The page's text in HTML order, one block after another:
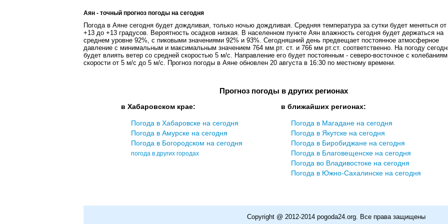
Аян - точный прогноз погоды на сегодня
Погода в Аяне сегодня будет дождливая, только ночью дождливая. Средняя температура за сутки будет меняться от
+13 до +13 градусов. Вероятность осадков низкая. В населенном пункте Аян влажность сегодня будет держаться на
среднем уровне 92%, с пиковыми значениями 92% и 93%. Сегодняшний день предвещает постоянное атмосферное
давление с минимальным и максимальным значением 764 мм.рт. ст. и 766 мм рт.ст. соответственно. На погоду
будет влиять ветер со средней скоростью 5 м/c. Направление его будет постоянным - северо-восточное с
скорости от 5 м/с до 5 м/c. Прогноз погоды в Аяне обновлен 20 августа в 16:30 по местному времени.
Прогноз погоды в других регионах
в Хабаровском крае:
Погода в Хабаровске на сегодня
Погода в Амурске на сегодня
Погода в Богородском на сегодня
погода в других городах
в ближайших регионах:
Погода в Магадане на сегодня
Погода в Якутске на сегодня
Погода в Биробиджане на сегодня
Погода в Благовещенске на сегодня
Погода во Владивостоке на сегодня
Погода в Южно-Сахалинске на сегодня
Copyright @ 2012-2014 pogoda24.org. Все права защищены